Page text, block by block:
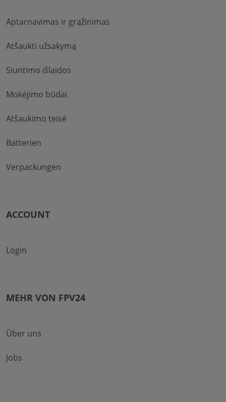
Aptarnavimas ir grąžinimas
Atšaukti užsakymą
Siuntimo išlaidos
Mokėjimo būdai
Atšaukimo teisė
Batterien
Verpackungen
ACCOUNT
Login
MEHR VON FPV24
Über uns
Jobs